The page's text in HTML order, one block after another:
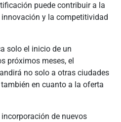
puede contribuir a la
y la competitividad
solo el inicio de un
próximos meses, el
no solo a otras ciudades
en cuanto a la oferta
de nuevos